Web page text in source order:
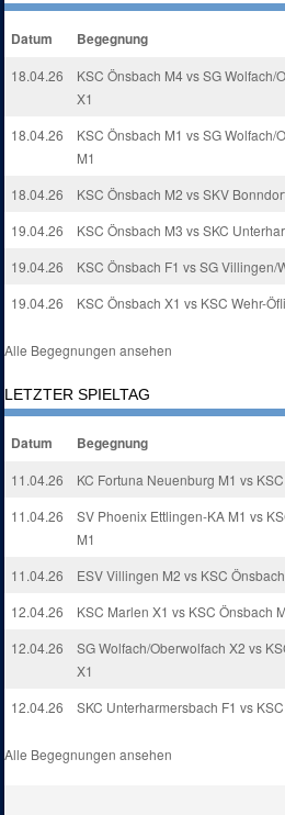
Datum Begegnung
18.04.26
KSC Önsbach M4 vs SG Wolfach/
X1
18.04.26
KSC Önsbach M1 vs SG Wolfach/
M1
18.04.26 KSC Önsbach M2 vs SKV
19.04.26
KSC Önsbach M3 vs SKC
19.04.26
KSC Önsbach F1 vs SG Villingen/
19.04.26
KSC Önsbach X1 vs KSC Wehr-
Alle Begegnungen ansehen
LETZTER SPIELTAG
Datum Begegnung
11.04.26 KC Fortuna Neuenburg M1 vs
11.04.26
SV Phoenix Ettlingen-KA M1 vs
M1
11.04.26 ESV Villingen M2 vs KSC
12.04.26
KSC Marlen X1 vs KSC Önsbach
12.04.26
SG Wolfach/Oberwolfach X2 vs
X1
12.04.26 SKC Unterharmersbach F1 vs
Alle Begegnungen ansehen